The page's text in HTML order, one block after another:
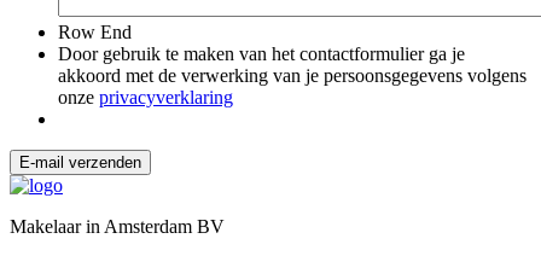
Row End
Door gebruik te maken van het contactformulier ga je
akkoord met de verwerking van je persoonsgegevens volgens
onze privacyverklaring
E-mail verzenden
Makelaar in Amsterdam BV